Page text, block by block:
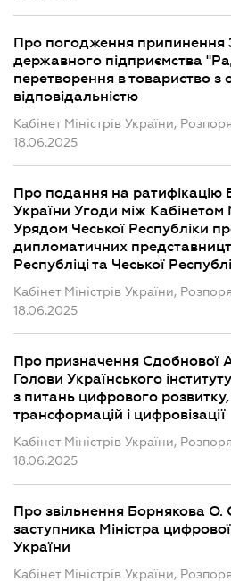
Про погодження припинення
державного підприємства
перетворення в товариство
відповідальністю
Кабінет Міністрів України,
18.06.2025
Про подання на
України Угоди між Кабінетом
Урядом Чеської Республіки
дипломатичних
Республіці та Чеської
Кабінет Міністрів України,
18.06.2025
Про призначення Сдобнової
Голови Українського
з питань цифрового
трансформацій і цифровізації
Кабінет Міністрів України,
18.06.2025
Про звільнення Борнякова О.
заступника Міністра
України
Кабінет Міністрів України,